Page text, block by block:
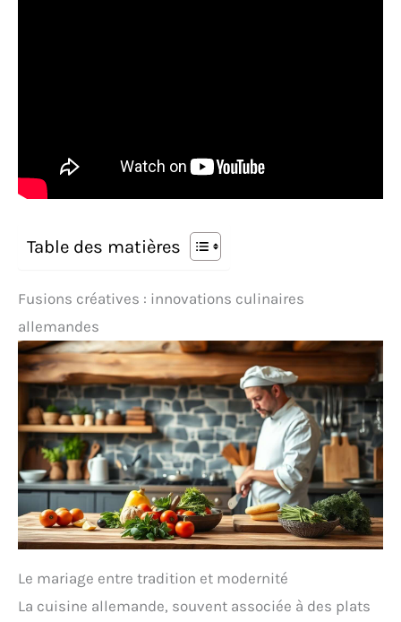
Table des matières
Fusions créatives : innovations culinaires
allemandes
Le mariage entre tradition et modernité
La cuisine allemande, souvent associée à des plats